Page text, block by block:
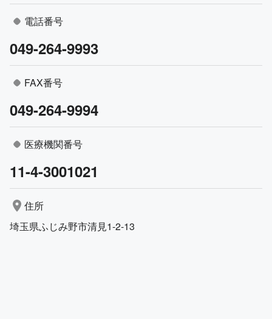
電話番号
049-264-9993
FAX番号
049-264-9994
医療機関番号
11-4-3001021
住所
埼玉県ふじみ野市清見1-2-13